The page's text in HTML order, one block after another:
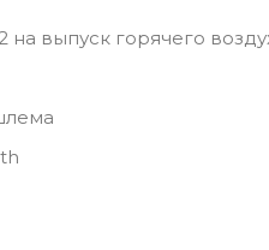
на выпуск горячего